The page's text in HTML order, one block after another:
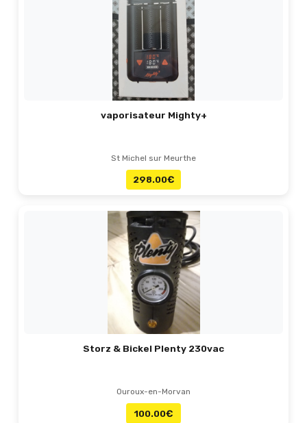
vaporisateur Mighty+
St Michel sur Meurthe
298.00€
Storz & Bickel Plenty 230vac
Ouroux-en-Morvan
100.00€